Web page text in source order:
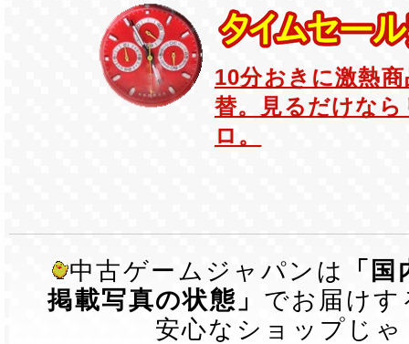
10分おきに激熱
替。見るだけな
ロ。
中古ゲームジャパンは
「
掲載写真の状態」 でお届けす
安心なショップじゃ